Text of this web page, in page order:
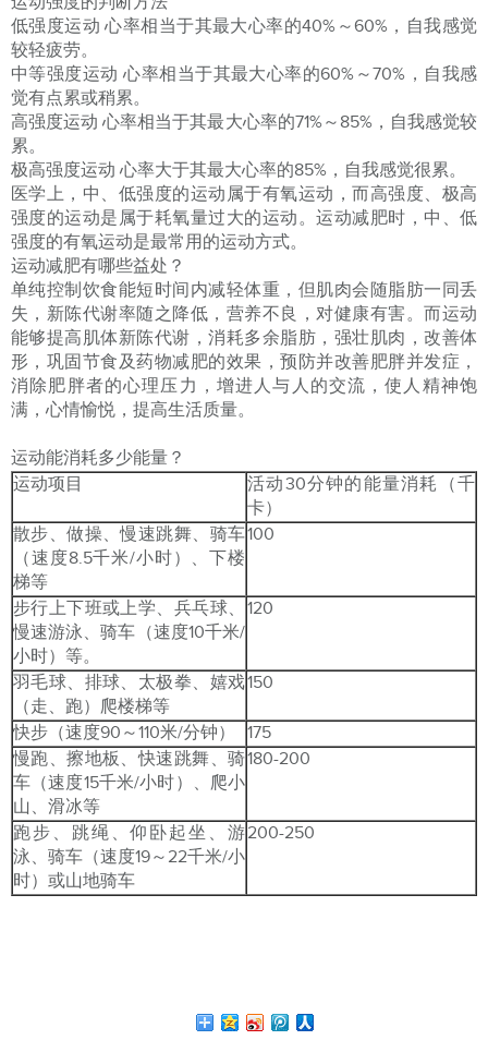
低强度运动 心率相当于其最大心率的40%～60%，自我感觉
较轻疲劳。
中等强度运动 心率相当于其最大心率的60%～70%，自我感
觉有点累或稍累。
高强度运动 心率相当于其最大心率的71%～85%，自我感觉较
累。
极高强度运动 心率大于其最大心率的85%，自我感觉很累。
医学上，中、低强度的运动属于有氧运动，而高强度、极高
强度的运动是属于耗氧量过大的运动。运动减肥时，中、低
强度的有氧运动是最常用的运动方式。
运动减肥有哪些益处？
单纯控制饮食能短时间内减轻体重，但肌肉会随脂肪一同丢
失，新陈代谢率随之降低，营养不良，对健康有害。而运动
能够提高肌体新陈代谢，消耗多余脂肪，强壮肌肉，改善体
形，巩固节食及药物减肥的效果，预防并改善肥胖并发症，
消除肥胖者的心理压力，增进人与人的交流，使人精神饱
满，心情愉悦，提高生活质量。
运动能消耗多少能量？
运动项目
活动30分钟的能量消耗（千
卡）
散步、做操、慢速跳舞、骑车
（速度8.5千米/小时）、下楼
梯等
100
步行上下班或上学、兵乓球、
慢速游泳、骑车（速度10千米/
小时）等。
120
羽毛球、排球、太极拳、嬉戏
（走、跑）爬楼梯等
150
快步（速度90～110米/分钟）
175
慢跑、擦地板、快速跳舞、骑
车（速度15千米/小时）、爬小
山、滑冰等
180-200
跑步、跳绳、仰卧起坐、游
泳、骑车（速度19～22千米/小
时）或山地骑车
200-250